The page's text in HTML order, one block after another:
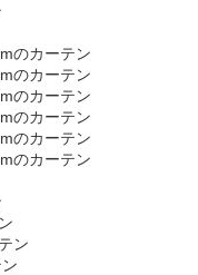
のカーテン
のカーテン
のカーテン
のカーテン
のカーテン
のカーテン
ン